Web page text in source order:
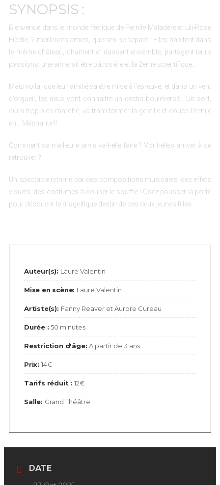
SYNOPSIS :
Bienvenue dans le monde féerique de Pernile Maladère et Lili-Rose
Ficelle, 2 meilleures amies, que rien ne sépare ! Elles habitent dans
le même château, chantent et dansent ensemble, partagent leurs
passions, une aimerait être pâtissière et la 2eme scientifique…
Mais voilà, que leur amitié va être mise à l’épreuve, et dans un vent
d’orgueil, les deux vont connaitre un destin bouleversé… Un sort,
qui a trop bien marché, va transformer la gentille et douce Pernile
en… Méchante !!
Comment sa meilleure amie va-t-elle faire ? Vont-elles arriver à se
retrouver ?
Un spectacle rythmé par des compositions musicales, des effets
visuels, des costumes à couper le souffle ! Osez pousser la porte
pour découvrir le magnifique destin de ces deux jeunes filles.
Auteur(s): Laure Valentin
Mise en scène: Laure Valentin
Artiste(s): Fanny Reaver et Aurore Cureau
Durée :50 minutes
Restriction d'âge:A partir de 3 ans
Prix: 14€
Tarifs réduit : 12€
Salle: Grand Théâtre
DATE